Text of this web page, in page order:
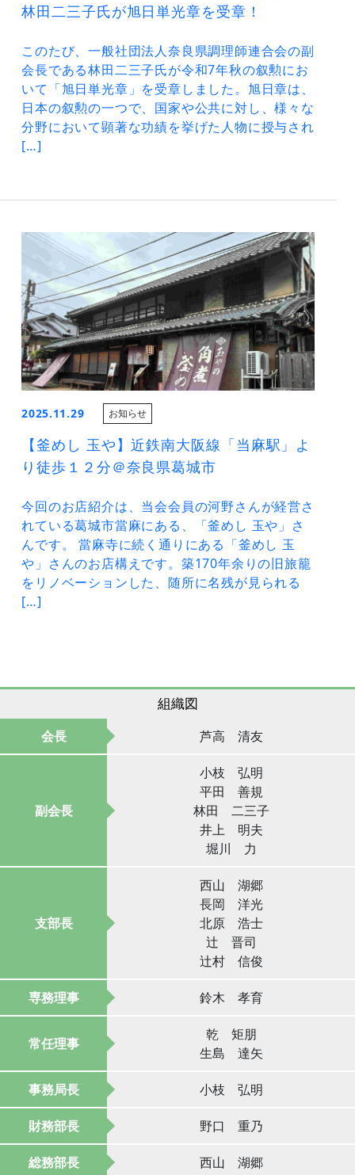
林田二三子氏が旭日単光章を受章！
このたび、一般社団法人奈良県調理師連合会の副
会長である林田二三子氏が令和7年秋の叙勲にお
いて「旭日単光章」を受章しました。旭日章は、
日本の叙勲の一つで、国家や公共に対し、様々な
分野において顕著な功績を挙げた人物に授与され
[…]
【釜めし 玉や】近鉄南大阪線「当麻駅」よ
り徒歩１２分＠奈良県葛城市
2025.11.29 お知らせ
今回のお店紹介は、当会会員の河野さんが経営さ
れている葛城市當麻にある、「釜めし 玉や」さ
んです。 當麻寺に続く通りにある「釜めし 玉
や」さんのお店構えです。築170年余りの旧旅籠
をリノベーションした、随所に名残が見られる
[…]
組織図
会長 芦高 清友
副会長
小枝 弘明
平田 善規
林田 二三子
井上 明夫
堀川 力
支部長
西山 湖郷
長岡 洋光
北原 浩士
辻 晋司
辻村 信俊
専務理事 鈴木 孝育
常任理事
乾 矩朋
生島 達矢
事務局長 小枝 弘明
財務部長 野口 重乃
総務部長 西山 湖郷